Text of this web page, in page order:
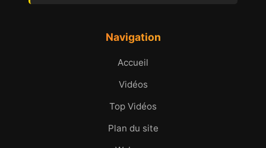
Navigation
Accueil
Vidéos
Top Vidéos
Plan du site